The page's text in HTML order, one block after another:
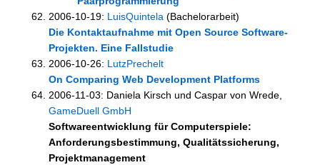
2006-10-19: LuisQuintela (Bachelorarbeit)
Die Kontaktaufnahme mit Open Source Software-
Projekten. Eine Fallstudie
2006-10-26: LutzPrechelt
On Comparing Web Development Platforms
2006-11-03: Daniela Kirsch und Caspar von Wrede,
GameDuell GmbH
Softwareentwicklung für Computerspiele:
Anforderungsbestimmung, Qualitätssicherung,
Projektmanagement